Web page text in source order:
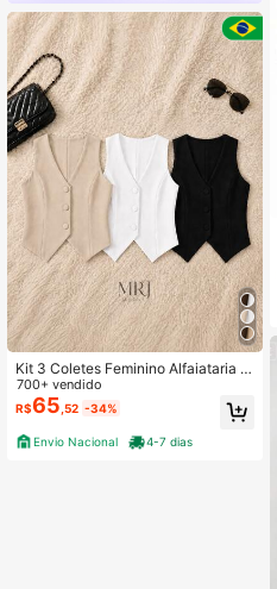
Kit 3 Coletes Feminino Alfaiataria El
egante com Botões Decote V Sem
Mangas Casual Chic
700+ vendido
R$65 ,52 -34%
Envio Nacional 4-7 dias